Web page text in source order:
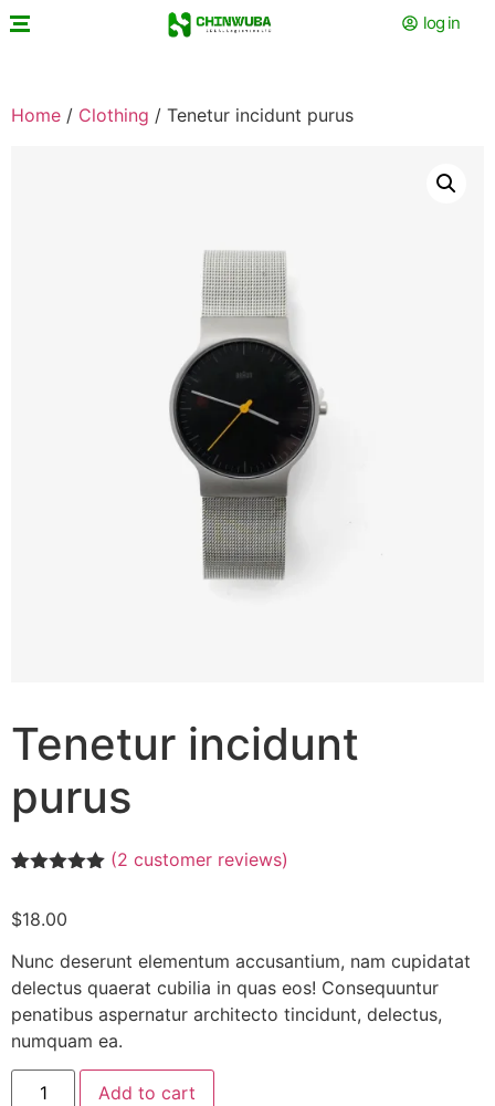
log in
Home / Clothing / Tenetur incidunt purus
Tenetur incidunt
purus
based on
ratings
(2 customer reviews)
$18.00
Nunc deserunt elementum accusantium, nam cupidatat
delectus quaerat cubilia in quas eos! Consequuntur
penatibus aspernatur architecto tincidunt, delectus,
numquam ea.
Add to cart